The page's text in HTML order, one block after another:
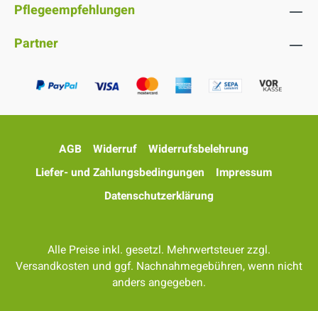
Pflegeempfehlungen
Partner
AGB Widerruf
Widerrufsbelehrung
Liefer- und Zahlungsbedingungen
Impressum
Datenschutzerklärung
Alle Preise inkl. gesetzl. Mehrwertsteuer zzgl.
Versandkosten und ggf. Nachnahmegebühren, wenn nicht
anders angegeben.